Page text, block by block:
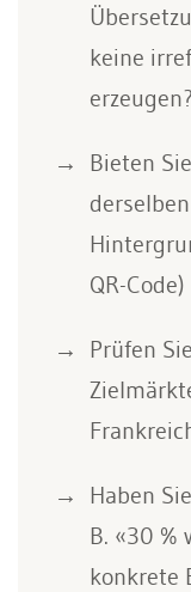
keine
erzeugen?
Bieten
QR-Code)
Prüfen
Haben
B. «30 %
konkrete